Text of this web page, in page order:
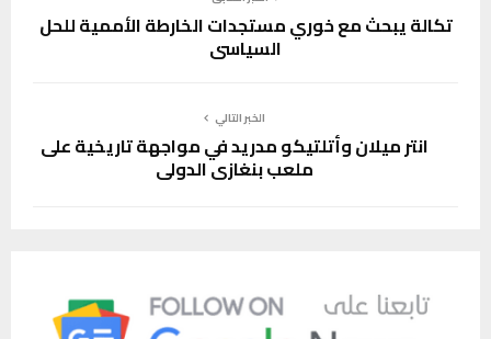
تكالة يبحث مع خوري مستجدات الخارطة الأممية للحل
السياسي
الخبر التالي
انتر ميلان وأتلتيكو مدريد في مواجهة تاريخية على
ملعب بنغازي الدولي